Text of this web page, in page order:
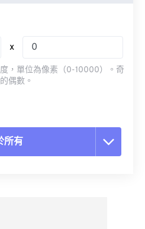
x
，單位為像素（0-10000）。奇
偶數。
所有